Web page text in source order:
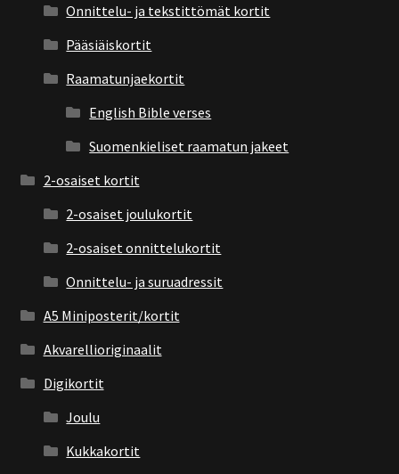
Onnittelu- ja tekstittömät kortit
Pääsiäiskortit
Raamatunjaekortit
English Bible verses
Suomenkieliset raamatun jakeet
2-osaiset kortit
2-osaiset joulukortit
2-osaiset onnittelukortit
Onnittelu- ja suruadressit
A5 Miniposterit/kortit
Akvarellioriginaalit
Digikortit
Joulu
Kukkakortit